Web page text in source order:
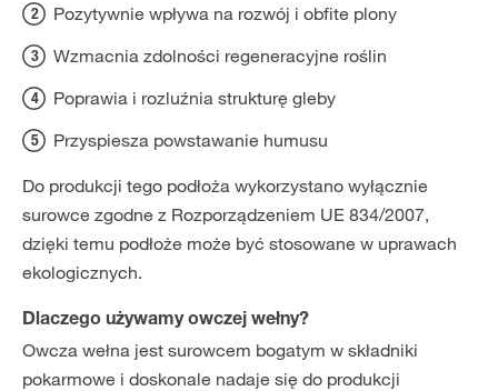
Pozytywnie wpływa na rozwój i obfite plony
Wzmacnia zdolności regeneracyjne roślin
Poprawia i rozluźnia strukturę gleby
Przyspiesza powstawanie humusu
Do produkcji tego podłoża wykorzystano wyłącznie
surowce zgodne z Rozporządzeniem UE 834/2007,
dzięki temu podłoże może być stosowane w uprawach
ekologicznych.
Dlaczego używamy owczej wełny?
Owcza wełna jest surowcem bogatym w składniki
pokarmowe i doskonale nadaje się do produkcji